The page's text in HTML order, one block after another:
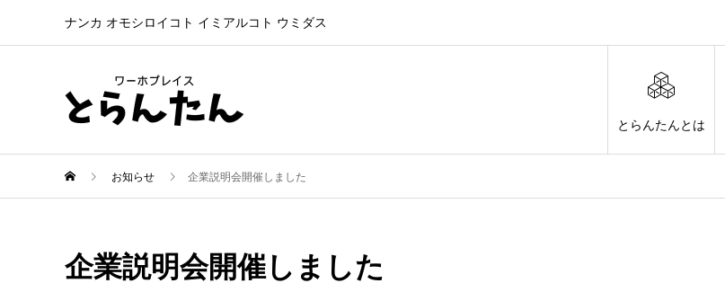
ナンカ オモシロイコト イミアルコト ウミダス
とらんたんとは
お知らせ 企業説明会開催しました
企業説明会開催しました